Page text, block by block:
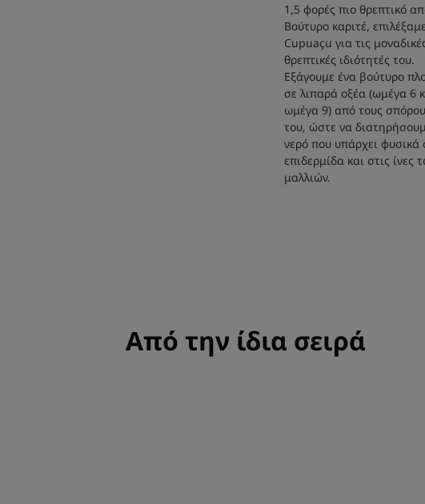
1,5 φορές πιο θρεπτικό
Βούτυρο καριτέ,
Cupuaçu για τις
θρεπτικές ιδιότητές του.
Εξάγουμε ένα βούτυρο
σε λιπαρά οξέα (ωμέγα 6
ωμέγα 9) από τους
του, ώστε να
νερό που υπάρχει φυσικά
επιδερμίδα και στις ίνες
μαλλιών.
Από την ίδια σειρά